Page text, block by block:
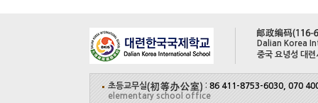
Dalian Korea
중국 요녕성 대
초등교무실 : 86 411-8753-6030, 070
elementary school office